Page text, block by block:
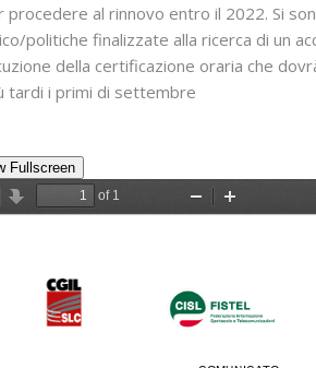
procedere al rinnovo entro il 2022. Si
politiche finalizzate alla ricerca di un
della certificazione oraria che
tardi i primi di settembre
Fullscreen